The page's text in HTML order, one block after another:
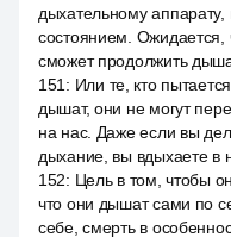
дыхательному
состоянием. Ожидается,
сможет продолжить
151 : Или те, кто
дышат, они не могут
на нас. Даже если вы
дыхание, вы вдыхаете в
152: Цель в том, чтобы
что они дышат сами по
себе, смерть в